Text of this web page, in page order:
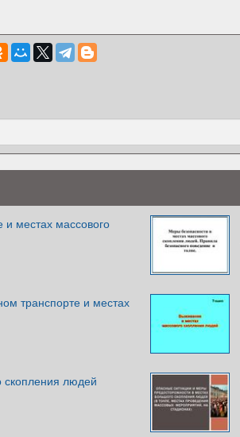
местах массового
транспорте и местах
скопления людей